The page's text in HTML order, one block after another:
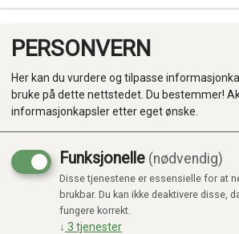
Produkter
Kategorier
PERSONVERN
Her kan du vurdere og tilpasse
bruke på dette nettstedet. Du bestemmer!
informasjonkapsler etter eget ønske.
Funksjonelle (nødvendig)
Disse tjenestene er essensielle for at
brukbar. Du kan ikke deaktivere disse,
fungere korrekt.
↓ 3 tjenester